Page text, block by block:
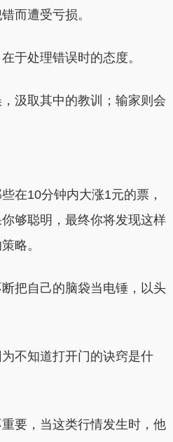
而遭受亏损。
于处理错误时的态度。
汲取其中的教训；输家则会
在10分钟内大涨1元的票，
够聪明，最终你将发现这样
略。
把自己的脑袋当电锤，以头
不知道打开门的诀窍是什
要，当这类行情发生时，他